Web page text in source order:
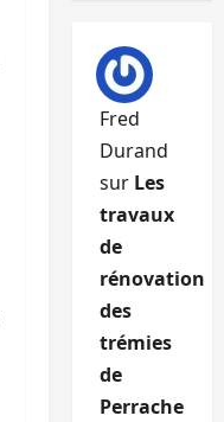
Fred
Durand
sur Les
travaux
de
rénovation
des
trémies
de
Perrache